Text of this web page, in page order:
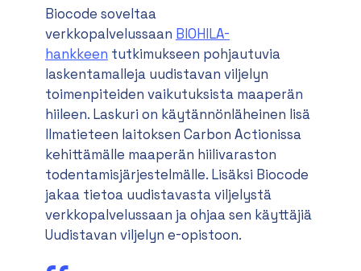
Biocode soveltaa
verkkopalvelussaan BIOHILA-
hankkeen tutkimukseen pohjautuvia
laskentamalleja uudistavan viljelyn
toimenpiteiden vaikutuksista maaperän
hiileen. Laskuri on käytännönläheinen lisä
Ilmatieteen laitoksen Carbon Actionissa
kehittämälle maaperän hiilivaraston
todentamisjärjestelmälle. Lisäksi Biocode
jakaa tietoa uudistavasta viljelystä
verkkopalvelussaan ja ohjaa sen käyttäjiä
Uudistavan viljelyn e-opistoon.